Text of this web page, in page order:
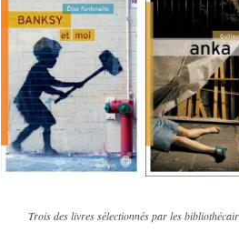
Trois des livres sélectionnés par les